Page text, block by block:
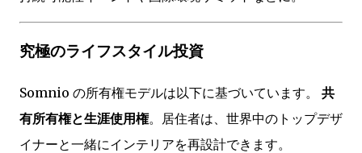
究極のライフスタイル投資
Somnio の所有権モデルは以下に基づいています。 共
有所有権と生涯使用権。居住者は、世界中のトップデザ
イナーと一緒にインテリアを再設計できます。